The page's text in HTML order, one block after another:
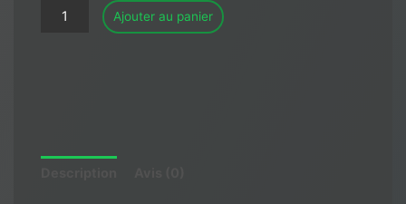
quantité
souhait
Ajouter au panier